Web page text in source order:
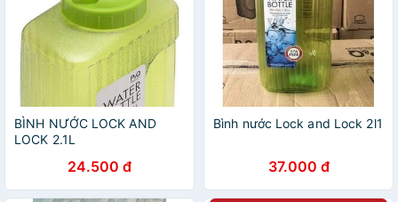
BÌNH NƯỚC LOCK AND
LOCK 2.1L
24.500 đ
Bình nước Lock and Lock 2l1
37.000 đ